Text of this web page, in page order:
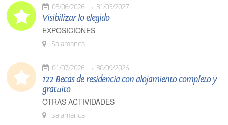
05/06/2026 31/03/2027
Visibilizar lo elegido
EXPOSICIONES
Salamanca
01/07/2026 30/09/2026
122 Becas de residencia con alojamiento completo y
gratuito
OTRAS ACTIVIDADES
Salamanca